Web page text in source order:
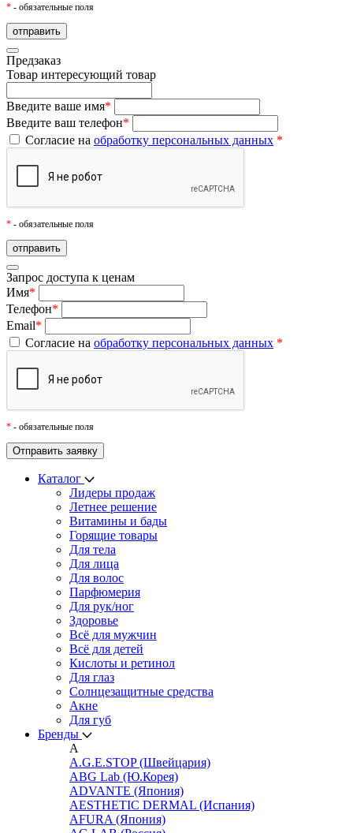
* - обязательные поля
Предзаказ
Товар интересующий товар
Введите ваше имя*
Введите ваш телефон*
Согласие на обработку персональных данных *
* - обязательные поля
Запрос доступа к ценам
Имя*
Телефон*
Email*
Согласие на обработку персональных данных *
* - обязательные поля
Каталог
Лидеры продаж
Летнее решение
Витамины и бады
Горящие товары
Для тела
Для лица
Для волос
Парфюмерия
Для рук/ног
Здоровье
Всё для мужчин
Всё для детей
Кислоты и ретинол
Для глаз
Cолнцезащитные средства
Акне
Для губ
Бренды
A
A.G.E.STOP (Швейцария)
ABG Lab (Ю.Корея)
ADVANTE (Япония)
AESTHETIC DERMAL (Испания)
AFURA (Япония)